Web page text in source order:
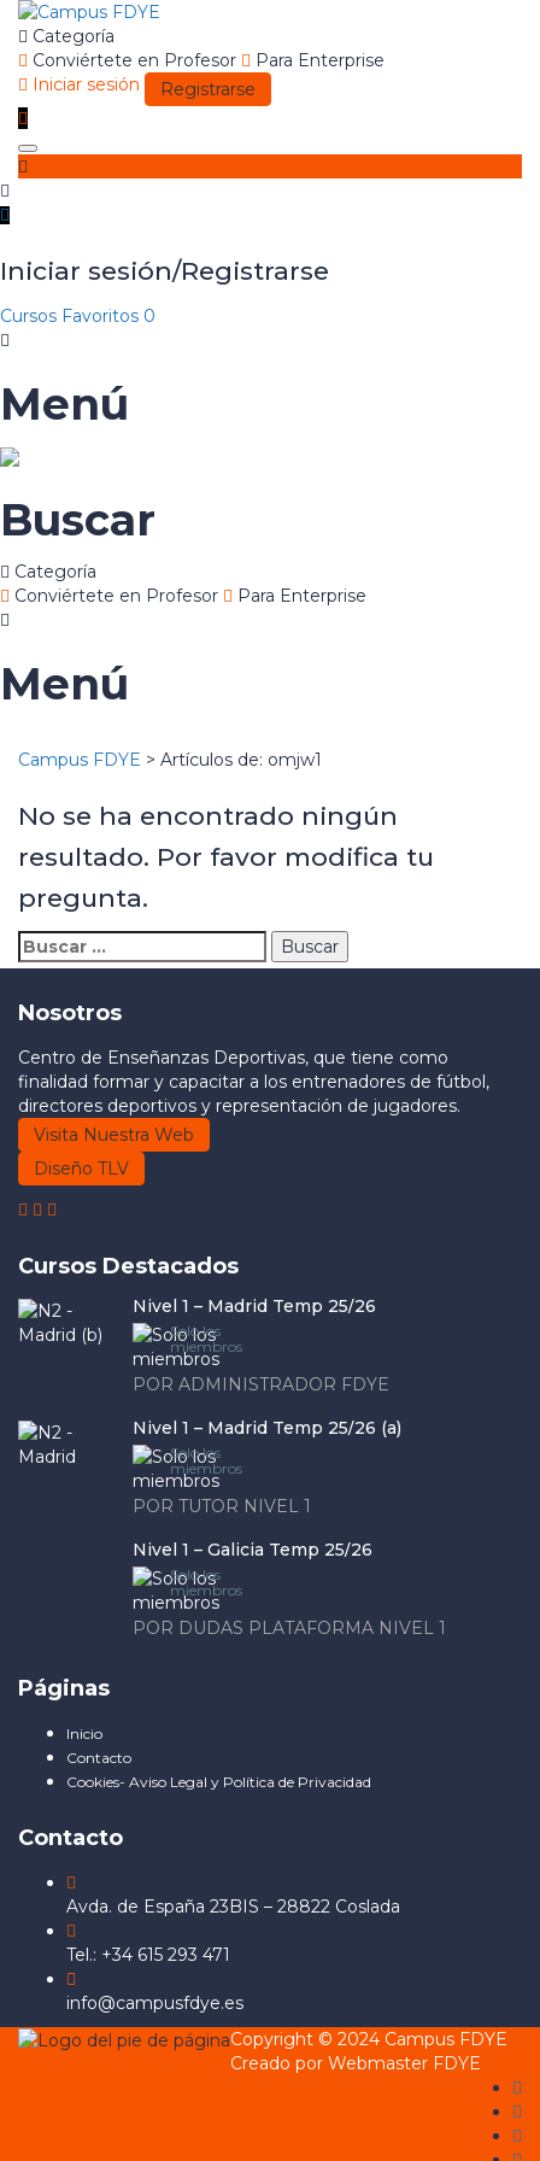
Categoría
Conviértete en Profesor
Para Enterprise
Iniciar sesión
Registrarse
Toggle
navigation
Iniciar sesión/Registrarse
Cursos Favoritos 0
Menú
Buscar
Categoría
Conviértete en Profesor
Para Enterprise
Menú
Campus FDYE > Artículos de: omjw1
No se ha encontrado ningún
resultado. Por favor modifica tu
pregunta.
Nosotros
Centro de Enseñanzas Deportivas, que tiene como
finalidad formar y capacitar a los entrenadores de fútbol,
directores deportivos y representación de jugadores.
Visita Nuestra Web
Diseño TLV
Cursos Destacados
Nivel 1 – Madrid Temp 25/26
Solo los
miembros
POR ADMINISTRADOR FDYE
Nivel 1 – Madrid Temp 25/26 (a)
Solo los
miembros
POR TUTOR NIVEL 1
Nivel 1 – Galicia Temp 25/26
Solo los
miembros
POR DUDAS PLATAFORMA NIVEL 1
Páginas
Inicio
Contacto
Cookies- Aviso Legal y Política de Privacidad
Contacto
Avda. de España 23BIS – 28822 Coslada
Tel.: +34 615 293 471
info@campusfdye.es
Copyright © 2024 Campus FDYE
Creado por Webmaster FDYE